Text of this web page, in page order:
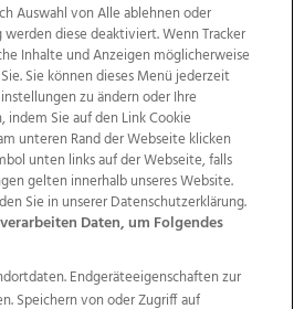
Kontakt
Jobs
AGB Anzeigekunden
Politische Werbung
Medienhauses Wimmer
Auswahl von Alle ablehnen oder
diese deaktiviert. Wenn Tracker
Inhalte und Anzeigen möglicherweise
Sie können dieses Menü jederzeit
zu ändern oder Ihre
Sie auf den Link Cookie
unteren Rand der Webseite klicken
unten links auf der Webseite, falls
gelten innerhalb unseres Website.
Sie in unserer Datenschutzerklärung.
Daten, um Folgendes
Endgeräteeigenschaften zur
Speichern von oder Zugriff auf